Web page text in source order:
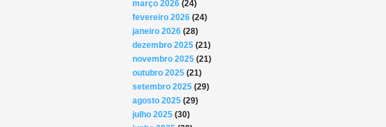
março 2026 (24)
fevereiro 2026 (24)
janeiro 2026 (28)
dezembro 2025 (21)
novembro 2025 (21)
outubro 2025 (21)
setembro 2025 (29)
agosto 2025 (29)
julho 2025 (30)